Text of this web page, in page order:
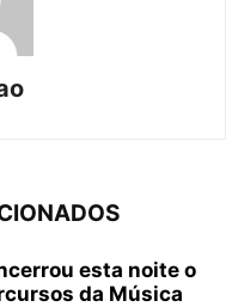
esta noite o
da Música